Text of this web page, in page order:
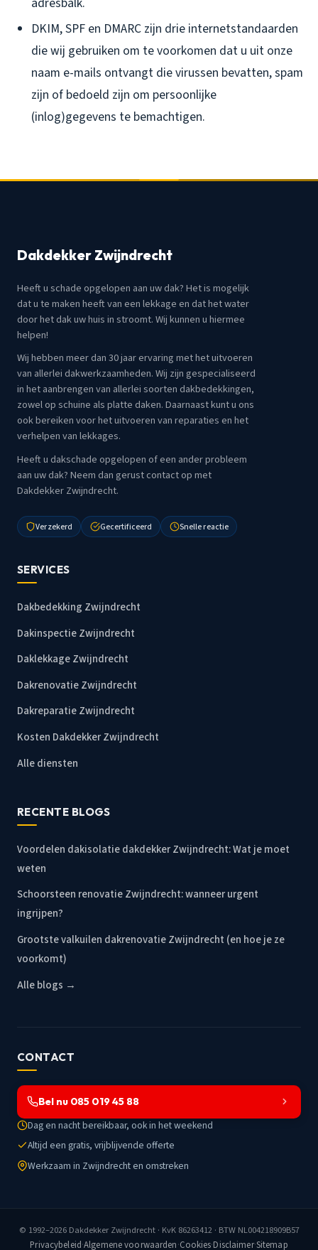
DKIM, SPF en DMARC zijn drie internetstandaarden
die wij gebruiken om te voorkomen dat u uit onze
naam e-mails ontvangt die virussen bevatten, spam
zijn of bedoeld zijn om persoonlijke
(inlog)gegevens te bemachtigen.
Dakdekker Zwijndrecht
Heeft u schade opgelopen aan uw dak? Het is mogelijk
dat u te maken heeft van een lekkage en dat het water
door het dak uw huis in stroomt. Wij kunnen u hiermee
helpen!
Wij hebben meer dan 30 jaar ervaring met het uitvoeren
van allerlei dakwerkzaamheden. Wij zijn gespecialiseerd
in het aanbrengen van allerlei soorten dakbedekkingen,
zowel op schuine als platte daken. Daarnaast kunt u ons
ook bereiken voor het uitvoeren van reparaties en het
verhelpen van lekkages.
Heeft u dakschade opgelopen of een ander probleem
aan uw dak? Neem dan gerust contact op met
Dakdekker Zwijndrecht.
Verzekerd Gecertificeerd Snelle reactie
SERVICES
Dakbedekking Zwijndrecht
Dakinspectie Zwijndrecht
Daklekkage Zwijndrecht
Dakrenovatie Zwijndrecht
Dakreparatie Zwijndrecht
Kosten Dakdekker Zwijndrecht
Alle diensten
RECENTE BLOGS
Voordelen dakisolatie dakdekker Zwijndrecht: Wat je moet
weten
Schoorsteen renovatie Zwijndrecht: wanneer urgent
ingrijpen?
Grootste valkuilen dakrenovatie Zwijndrecht (en hoe je ze
voorkomt)
Alle blogs →
CONTACT
Bel nu 085 019 45 88
Dag en nacht bereikbaar, ook in het weekend
Altijd een gratis, vrijblijvende offerte
Werkzaam in Zwijndrecht en omstreken
© 1992–2026 Dakdekker Zwijndrecht· KvK 86263412 · BTW NL004218909B57
Privacybeleid·Algemene voorwaarden·Cookies·Disclaimer·Sitemap